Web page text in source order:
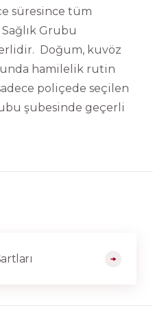
süresince tüm
Grubu
Doğum, kuvöz
hamilelik rutin
poliçede seçilen
şubesinde geçerli